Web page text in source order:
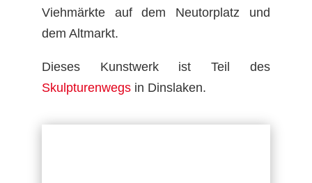
Viehmärkte auf dem Neutorplatz und
dem Altmarkt.
Dieses Kunstwerk ist Teil des
Skulpturenwegsin Dinslaken.